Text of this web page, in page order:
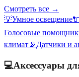
Смотреть все →
💡Умное освещение🔌
Голосовые
климат 📡 Датчики и
💻Аксессуары